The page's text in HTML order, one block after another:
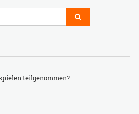
teilgenommen?